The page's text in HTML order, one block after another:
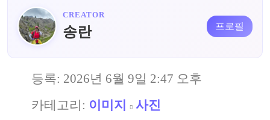
CREATOR
송란 프로필
등록: 2026년 6월 9일 2:47 오후
카테고리: 이미지 사진